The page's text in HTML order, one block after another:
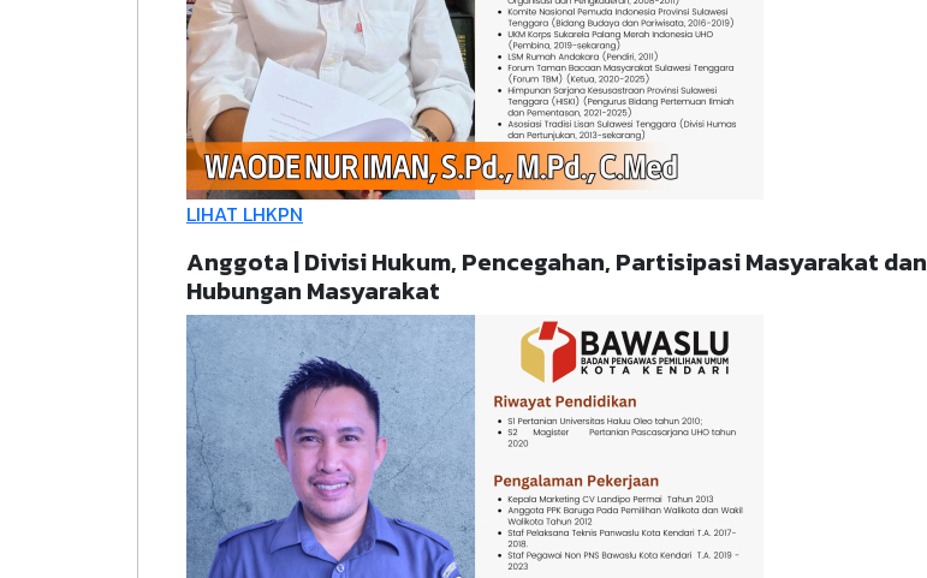
LIHAT LHKPN
Anggota | Divisi Hukum, Pencegahan, Partisipasi Masyarakat dan
Hubungan Masyarakat